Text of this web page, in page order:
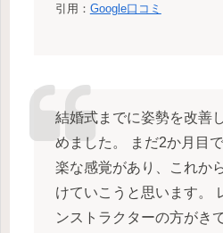
引用： Google口コミ
結婚式までに姿勢を改善
めました。 まだ2か月目
楽な感覚があり、これか
けていこうと思います。
ンストラクターの方がき